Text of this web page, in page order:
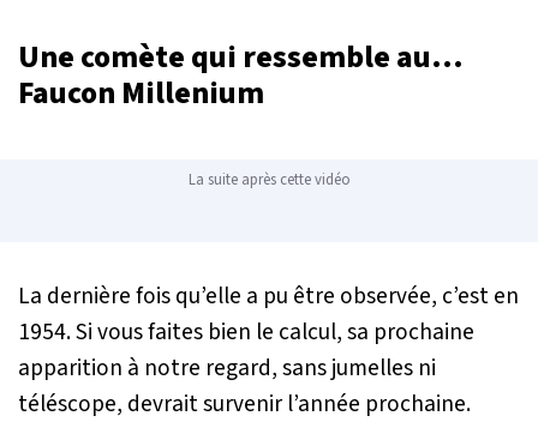
Une comète qui ressemble au...
Faucon Millenium
La suite après cette vidéo
La dernière fois qu’elle a pu être observée, c’est en
1954. Si vous faites bien le calcul, sa prochaine
apparition à notre regard, sans jumelles ni
téléscope, devrait survenir l’année prochaine.